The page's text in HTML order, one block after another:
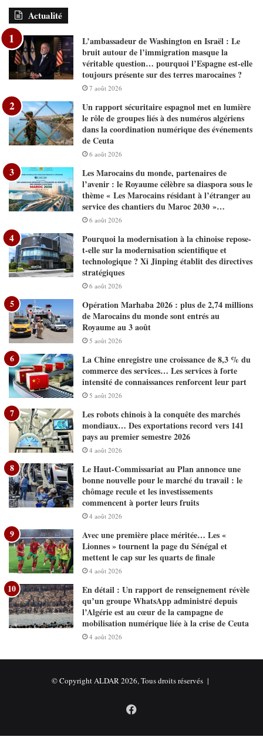
Actualité
L’ambassadeur de Washington en Israël : Le
bruit autour de l’immigration masque la
véritable question… pourquoi l’Espagne est-elle
toujours présente sur des terres marocaines ?
7 août 2026
Un rapport sécuritaire espagnol met en lumière
le rôle de groupes liés à des numéros algériens
dans la coordination numérique des événements
de Ceuta
6 août 2026
Les Marocains du monde, partenaires de
l’avenir : le Royaume célèbre sa diaspora sous le
thème « Les Marocains résidant à l’étranger au
service des chantiers du Maroc 2030 »…
6 août 2026
Pourquoi la modernisation à la chinoise repose-
t-elle sur la modernisation scientifique et
technologique ? Xi Jinping établit des directives
stratégiques
6 août 2026
Opération Marhaba 2026 : plus de 2,74 millions
de Marocains du monde sont entrés au
Royaume au 3 août
5 août 2026
La Chine enregistre une croissance de 8,3 % du
commerce des services… Les services à forte
intensité de connaissances renforcent leur part
5 août 2026
Les robots chinois à la conquête des marchés
mondiaux… Des exportations record vers 141
pays au premier semestre 2026
4 août 2026
Le Haut-Commissariat au Plan annonce une
bonne nouvelle pour le marché du travail : le
chômage recule et les investissements
commencent à porter leurs fruits
4 août 2026
Avec une première place méritée… Les «
Lionnes » tournent la page du Sénégal et
mettent le cap sur les quarts de finale
4 août 2026
En détail : Un rapport de renseignement révèle
qu’un groupe WhatsApp administré depuis
l’Algérie est au cœur de la campagne de
mobilisation numérique liée à la crise de Ceuta
4 août 2026
© Copyright ALDAR 2026, Tous droits réservés |